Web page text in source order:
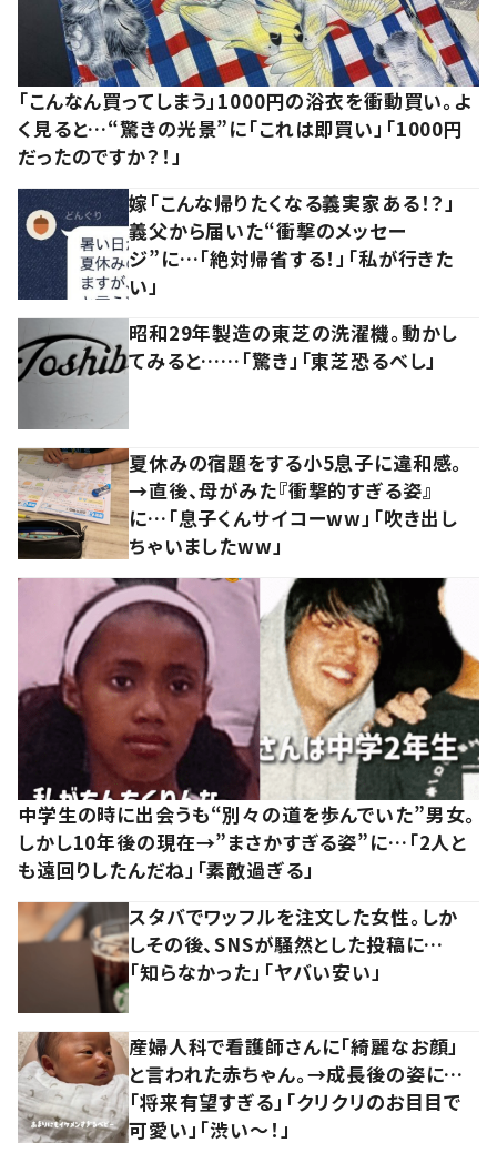
「こんなん買ってしまう」1000円の浴衣を衝動買い。よ
く見ると…“驚きの光景”に「これは即買い」「1000円
だったのですか？！」
嫁「こんな帰りたくなる義実家ある！？」
義父から届いた“衝撃のメッセー
ジ”に…「絶対帰省する！」「私が行きた
い」
昭和29年製造の東芝の洗濯機。動かし
てみると……「驚き」「東芝恐るべし」
夏休みの宿題をする小5息子に違和感。
→直後、母がみた『衝撃的すぎる姿』
に…「息子くんサイコーww」「吹き出し
ちゃいましたww」
中学生の時に出会うも“別々の道を歩んでいた”男女。
しかし10年後の現在→”まさかすぎる姿”に…「2人と
も遠回りしたんだね」「素敵過ぎる」
スタバでワッフルを注文した女性。しか
しその後、SNSが騒然とした投稿に…
「知らなかった」「ヤバい安い」
産婦人科で看護師さんに「綺麗なお顔」
と言われた赤ちゃん。→成長後の姿に…
「将来有望すぎる」「クリクリのお目目で
可愛い」「渋い～！」